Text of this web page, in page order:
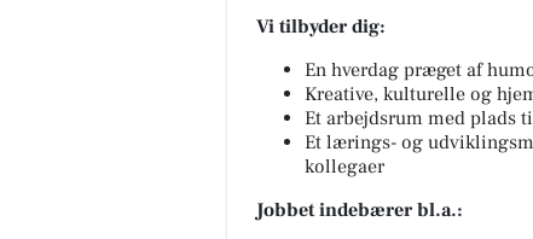
Vi tilbyder dig:
En hverdag præget af
Kreative, kulturelle og
Et arbejdsrum med
Et lærings- og
kollegaer
Jobbet indebærer bl.a.: